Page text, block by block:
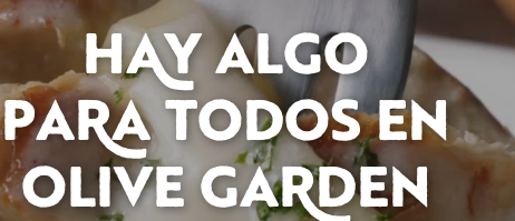
HY ALGO
PAA TODOS EN
OLIVE GADEN